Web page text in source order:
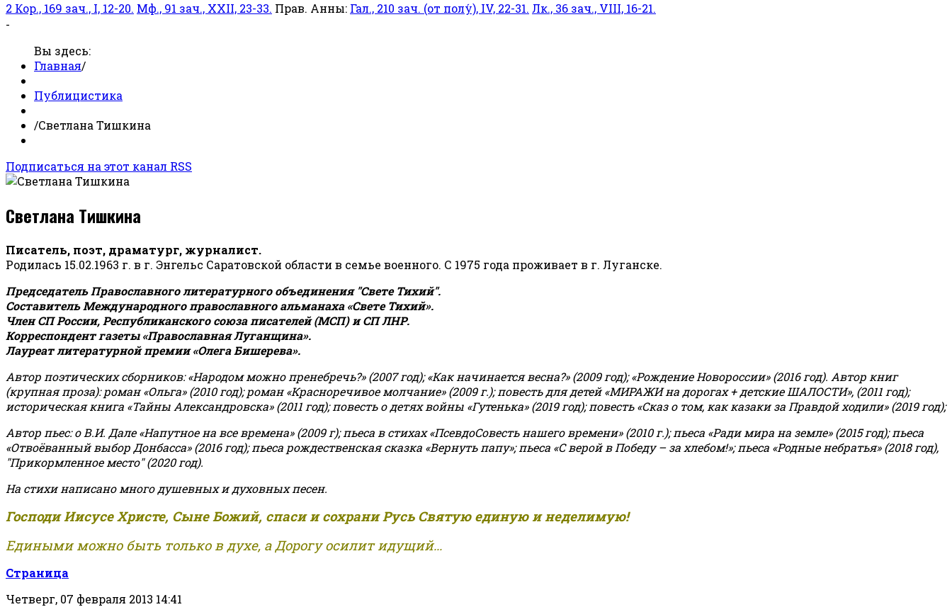
2 Кор., 169 зач., I, 12-20. Мф., 91 зач., XXII, 23-33. Прав. Анны: Гал., 210 зач. (от полу́), IV, 22-31. Лк., 36 зач., VIII, 16-21.
-
Вы здесь:
Главная/
Публицистика
/Светлана Тишкина
Подписаться на этот канал RSS
Светлана Тишкина
Писатель, поэт, драматург, журналист.
Родилась 15.02.1963 г. в г. Энгельс Саратовской области в семье военного. С 1975 года проживает в г. Луганске.
Председатель Православного литературного объединения "Свете Тихий".
Составитель Международного православного альманаха «Свете Тихий».
Член СП России, Республиканского союза писателей (МСП) и СП ЛНР.
Корреспондент газеты «Православная Луганщина».
Лауреат литературной премии «Олега Бишерева».
Автор поэтических сборников: «Народом можно пренебречь?» (2007 год); «Как начинается весна?» (2009 год); «Рождение Новороссии» (2016 год). Автор книг
(крупная проза): роман «Ольга» (2010 год); роман «Красноречивое молчание» (2009 г.); повесть для детей «МИРАЖИ на дорогах + детские ШАЛОСТИ», (2011 год);
историческая книга «Тайны Александровска» (2011 год); повесть о детях войны «Гутенька» (2019 год); повесть «Сказ о том, как казаки за Правдой ходили» (2019 год);
Автор пьес: о В.И. Дале «Напутное на все времена» (2009 г); пьеса в стихах «ПсевдоСовесть нашего времени» (2010 г.); пьеса «Ради мира на земле» (2015 год); пьеса
«Отвоёванный выбор Донбасса» (2016 год); пьеса рождественская сказка «Вернуть папу»; пьеса «С верой в Победу – за хлебом!»;пьеса «Родные небратья» (2018 год),
"Прикормленное место" (2020 год).
На стихи написано много душевных и духовных песен.
Господи Иисусе Христе, Сыне Божий, спаси и сохрани Русь Святую единую и неделимую!
Едиными можно быть только в духе, а Дорогу осилит идущий...
Страница
Четверг, 07 февраля 2013 14:41